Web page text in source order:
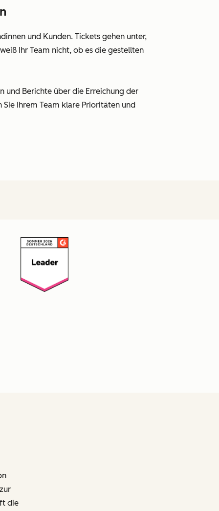
und Kunden. Tickets gehen unter,
Ihr Team nicht, ob es die gestellten
und Berichte über die Erreichung der
Ihrem Team klare Prioritäten und
die